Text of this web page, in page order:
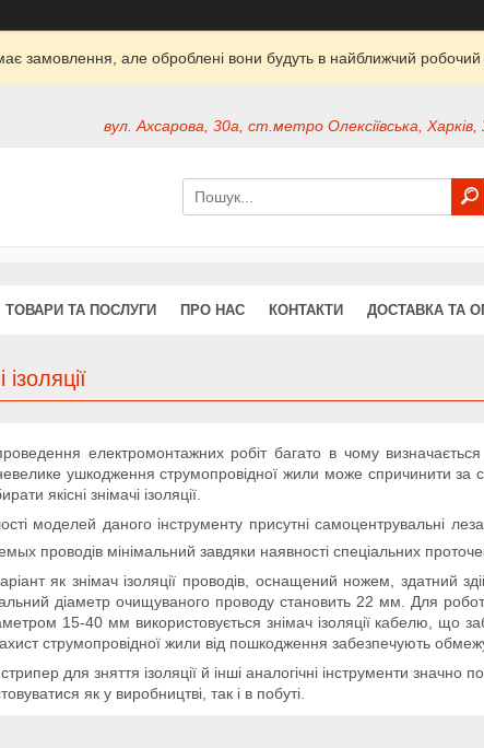
замовлення, але оброблені вони будуть в найближчий
вул. Ахсарова, 30а, ст.метро Олексіївська, Харків,
ТОВАРИ ТА ПОСЛУГИ ПРО НАС КОНТАКТИ ДОСТАВКА ТА
ізоляції
електромонтажних робіт багато в чому визначається
ушкодження струмопровідної жили може спричинити
якісні знімачі ізоляції.
моделей даного інструменту присутні самоцентрувальні
проводів мінімальний завдяки наявності спеціальних
як знімач ізоляції проводів, оснащений ножем, здатний
діаметр очищуваного проводу становить 22 мм. Для
15-40 мм використовується знімач ізоляції кабелю, що
струмопровідної жили від пошкодження забезпечують
для зняття ізоляції й інші аналогічні інструменти
як у виробництві, так і в побуті.